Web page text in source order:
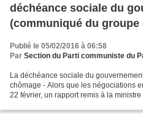
déchéance sociale du
(communiqué du groupe
républicain, Front de
Publié le 05/02/2016 à 06:58
Par Section du Parti communiste du
La déchéance sociale du
chômage - Alors que les négociations
22 février, un rapport remis à la